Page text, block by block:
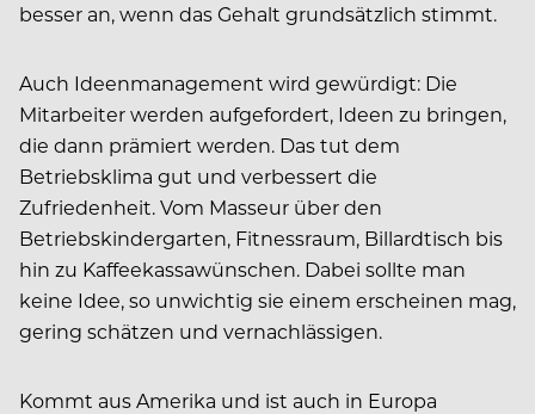
besser an, wenn das Gehalt grundsätzlich stimmt.
Auch Ideenmanagement wird gewürdigt: Die
Mitarbeiter werden aufgefordert, Ideen zu bringen,
die dann prämiert werden. Das tut dem
Betriebsklima gut und verbessert die
Zufriedenheit. Vom Masseur über den
Betriebskindergarten, Fitnessraum, Billardtisch bis
hin zu Kaffeekassawünschen. Dabei sollte man
keine Idee, so unwichtig sie einem erscheinen mag,
gering schätzen und vernachlässigen.
Kommt aus Amerika und ist auch in Europa